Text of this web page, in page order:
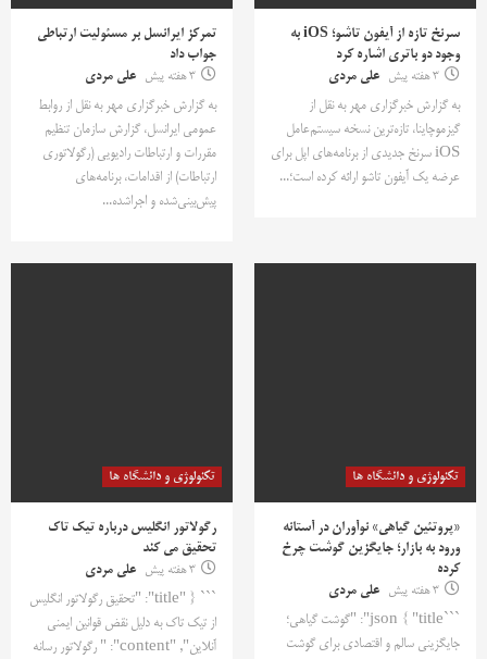
سرنخ تازه از آیفون تاشو؛ iOS به
وجود دو باتری اشاره کرد
3 هفته پیش
علی مردی
به گزارش خبرگزاری مهر به نقل از
گیزموچاینا، تازه‌ترین نسخه سیستم‌عامل
iOS سرنخ جدیدی از برنامه‌های اپل برای
عرضه یک آیفون تاشو ارائه کرده است؛...
تمرکز ایرانسل بر مسئولیت ارتباطی
جواب داد
3 هفته پیش
علی مردی
به گزارش خبرگزاری مهر به نقل از روابط
عمومی ایرانسل، گزارش سازمان تنظیم
مقررات و ارتباطات رادیویی (رگولاتوری
ارتباطات) از اقدامات، برنامه‌های
پیش‌بینی‌شده و اجراشده...
تکنولوژی و دانشگاه ها
«پروتئین گیاهی» نوآوران در آستانه
ورود به بازار؛ جایگزین گوشت چرخ
کرده
3 هفته پیش
علی مردی
```json { "title": "گوشت گیاهی؛
جایگزینی سالم و اقتصادی برای گوشت
تکنولوژی و دانشگاه ها
رگولاتور انگلیس درباره تیک تاک
تحقیق می کند
3 هفته پیش
علی مردی
``` { "title": "تحقیق رگولاتور انگلیس
از تیک تاک به دلیل نقض قوانین ایمنی
آنلاین", "content": " رگولاتور رسانه